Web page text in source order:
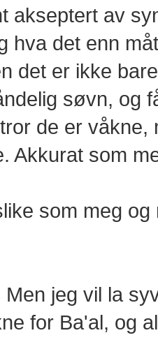
akseptert av
hva det enn
det er ikke
søvn, og
de er
Akkurat som
som meg
Men jeg vil la
for Ba'al, og